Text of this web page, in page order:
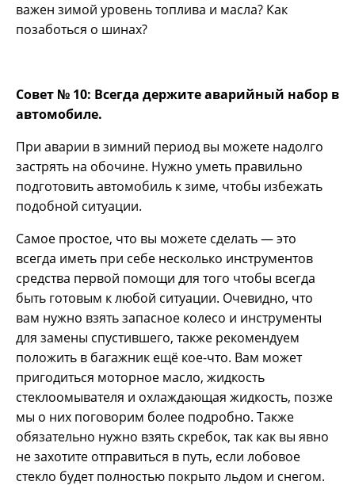
важен зимой уровень топлива и масла? Как
позаботься о шинах?
Совет № 10: Всегда держите аварийный набор в
автомобиле.
При аварии в зимний период вы можете надолго
застрять на обочине. Нужно уметь правильно
подготовить автомобиль к зиме, чтобы избежать
подобной ситуации.
Самое простое, что вы можете сделать — это
всегда иметь при себе несколько инструментов
средства первой помощи для того чтобы всегда
быть готовым к любой ситуации. Очевидно, что
вам нужно взять запасное колесо и инструменты
для замены спустившего, также рекомендуем
положить в багажник ещё кое-что. Вам может
пригодиться моторное масло, жидкость
стеклоомывателя и охлаждающая жидкость, позже
мы о них поговорим более подробно. Также
обязательно нужно взять скребок, так как вы явно
не захотите отправиться в путь, если лобовое
стекло будет полностью покрыто льдом и снегом.